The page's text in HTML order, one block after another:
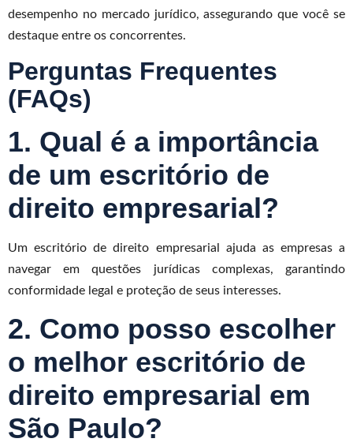
desempenho no mercado jurídico, assegurando que você se
destaque entre os concorrentes.
Perguntas Frequentes
(FAQs)
1. Qual é a importância
de um escritório de
direito empresarial?
Um escritório de direito empresarial ajuda as empresas a
navegar em questões jurídicas complexas, garantindo
conformidade legal e proteção de seus interesses.
2. Como posso escolher
o melhor escritório de
direito empresarial em
São Paulo?